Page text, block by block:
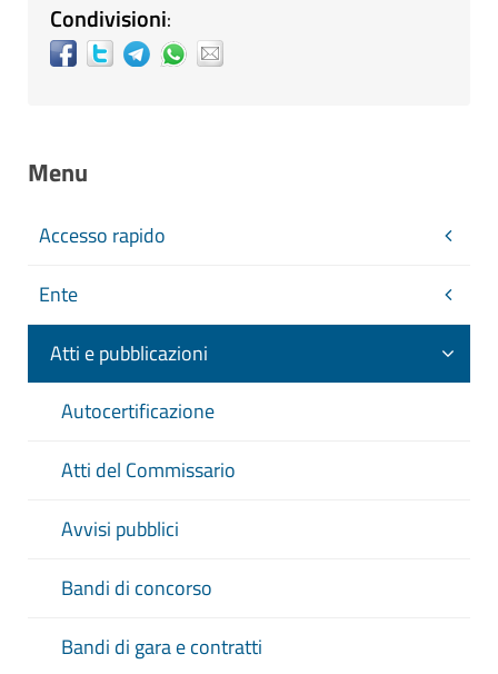
Condivisioni:
Menu
Accesso rapido
Ente
Atti e pubblicazioni
Autocertificazione
Atti del Commissario
Avvisi pubblici
Bandi di concorso
Bandi di gara e contratti